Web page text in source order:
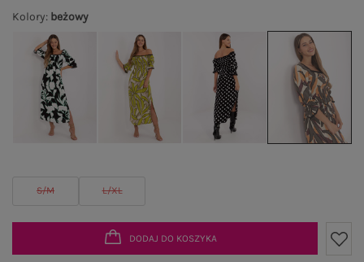
Kolory: beżowy
S/M L/XL
DODAJ DO KOSZYKA